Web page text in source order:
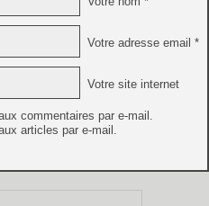
Votre adresse email *
Votre site internet
commentaires par e-mail.
articles par e-mail.